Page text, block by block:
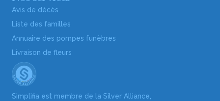
Avis de décès
Liste des familles
Annuaire des pompes funèbres
Livraison de fleurs
Simplifia est membre de la Silver Alliance,